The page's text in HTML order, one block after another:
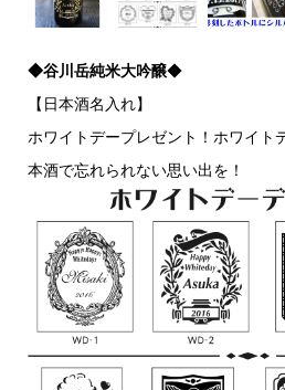
◆谷川岳純米大吟醸◆
【日本酒名入れ】
ホワイトデープレゼント！ホワイト
本酒で忘れられない思い出を！